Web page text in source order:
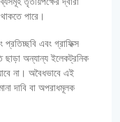
পারে।
এবং গ্রাফিক্স
ছাড়া অন্যান্য ইলেকট্রনিক
না। অবৈধভাবে এই
দাবি বা অপরাধমূলক